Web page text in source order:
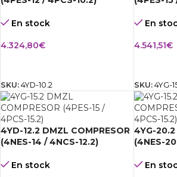
En stock
4.324,80€
SKU: 4YD-10.2
En
4.541,51€
SKU: 4YG-
4YD-12.2 DMZL COMPRESOR
(4NES-14 / 4NCS-12.2)
En stock
4YG-20.2
(4NES-
En